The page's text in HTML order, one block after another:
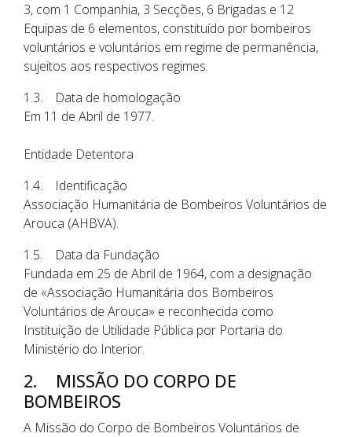
3, com 1 Companhia, 3 Secções, 6 Brigadas e 12
Equipas de 6 elementos, constituído por bombeiros
voluntários e voluntários em regime de permanência,
sujeitos aos respectivos regimes.
1.3. Data de homologação
Em 11 de Abril de 1977.
Entidade Detentora
1.4. Identificação
Associação Humanitária de Bombeiros Voluntários de
Arouca (AHBVA).
1.5. Data da Fundação
Fundada em 25 de Abril de 1964, com a designação
de «Associação Humanitária dos Bombeiros
Voluntários de Arouca» e reconhecida como
Instituição de Utilidade Pública por Portaria do
Ministério do Interior.
2. MISSÃO DO CORPO DE
BOMBEIROS
A Missão do Corpo de Bombeiros Voluntários de